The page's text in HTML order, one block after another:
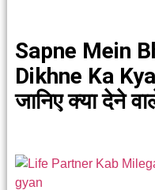
Sapne Mein
Dikhne Ka
जानिए क्या देने